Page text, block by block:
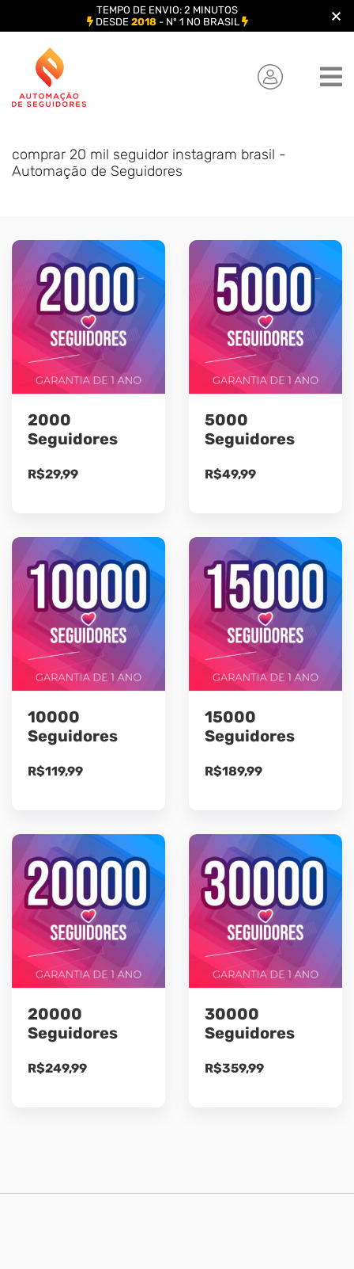
content
comprar 20 mil seguidor instagram brasil -
Automação de Seguidores
2000
Seguidores
R$29,99
5000
Seguidores
R$49,99
10000
Seguidores
R$119,99
15000
Seguidores
R$189,99
20000
Seguidores
R$249,99
30000
Seguidores
R$359,99
TEMPO DE ENVIO: 2 MINUTOS
DESDE 2018- Nº 1 NO BRASIL